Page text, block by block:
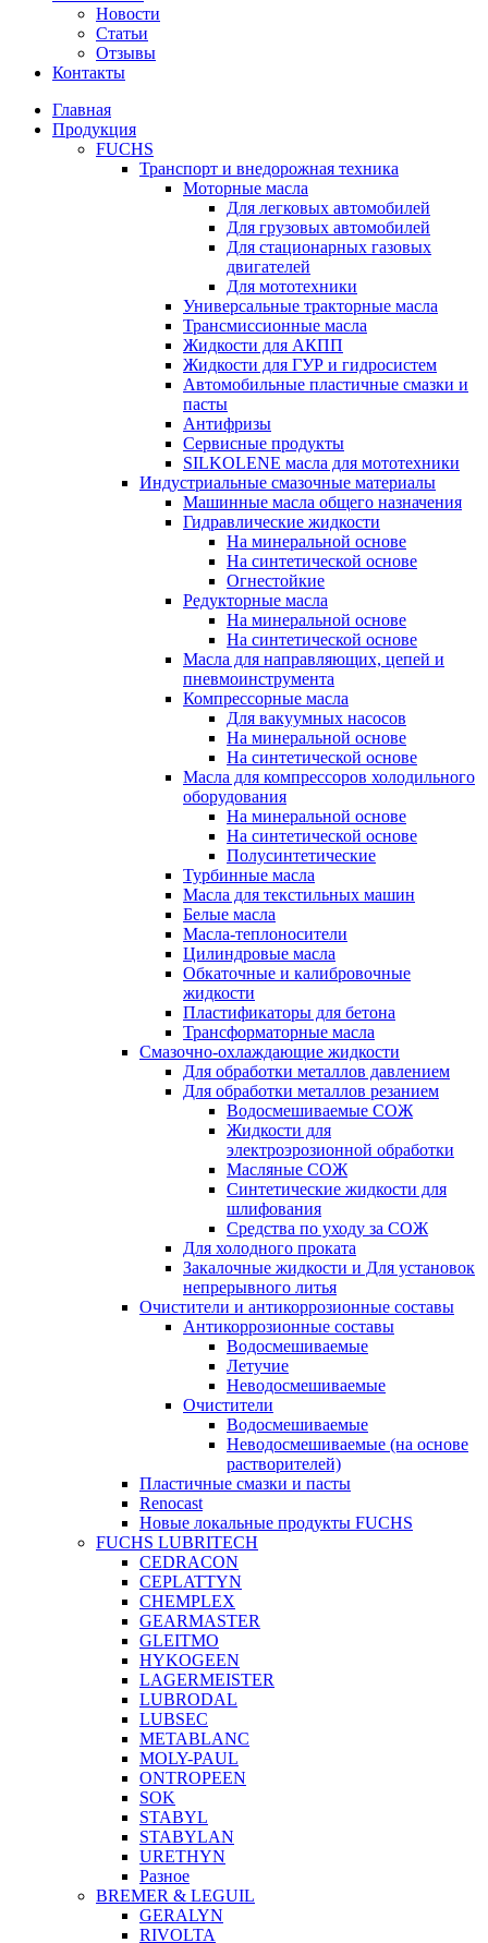
Новости
Статьи
Отзывы
Контакты
Главная
Продукция
FUCHS
Транспорт и внедорожная техника
Моторные масла
Для легковых автомобилей
Для грузовых автомобилей
Для стационарных газовых
двигателей
Для мототехники
Универсальные тракторные масла
Трансмиссионные масла
Жидкости для АКПП
Жидкости для ГУР и гидросистем
Автомобильные пластичные смазки и
пасты
Антифризы
Сервисные продукты
SILKOLENE масла для мототехники
Индустриальные смазочные материалы
Машинные масла общего назначения
Гидравлические жидкости
На минеральной основе
На синтетической основе
Огнестойкие
Редукторные масла
На минеральной основе
На синтетической основе
Масла для направляющих, цепей и
пневмоинструмента
Компрессорные масла
Для вакуумных насосов
На минеральной основе
На синтетической основе
Масла для компрессоров холодильного
оборудования
На минеральной основе
На синтетической основе
Полусинтетические
Турбинные масла
Масла для текстильных машин
Белые масла
Масла-теплоносители
Цилиндровые масла
Обкаточные и калибровочные
жидкости
Пластификаторы для бетона
Трансформаторные масла
Смазочно-охлаждающие жидкости
Для обработки металлов давлением
Для обработки металлов резанием
Водосмешиваемые СОЖ
Жидкости для
электроэрозионной обработки
Масляные СОЖ
Синтетические жидкости для
шлифования
Средства по уходу за СОЖ
Для холодного проката
Закалочные жидкости и Для установок
непрерывного литья
Очистители и антикоррозионные составы
Антикоррозионные составы
Водосмешиваемые
Летучие
Неводосмешиваемые
Очистители
Водосмешиваемые
Неводосмешиваемые (на основе
растворителей)
Пластичные смазки и пасты
Renocast
Новые локальные продукты FUCHS
FUCHS LUBRITECH
CEDRACON
CEPLATTYN
CHEMPLEX
GEARMASTER
GLEITMO
HYKOGEEN
LAGERMEISTER
LUBRODAL
LUBSEC
METABLANC
MOLY-PAUL
ONTROPEEN
SOK
STABYL
STABYLAN
URETHYN
Разное
BREMER & LEGUIL
GERALYN
RIVOLTA